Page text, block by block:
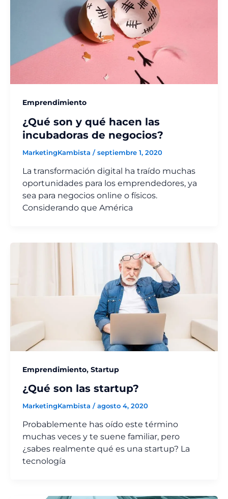
Emprendimiento
¿Qué son y qué hacen las
incubadoras de negocios?
MarketingKambista /septiembre 1, 2020
La transformación digital ha traído muchas
oportunidades para los emprendedores, ya
sea para negocios online o físicos.
Considerando que América
Emprendimiento, Startup
¿Qué son las startup?
MarketingKambista /agosto 4, 2020
Probablemente has oído este término
muchas veces y te suene familiar, pero
¿sabes realmente qué es una startup? La
tecnología